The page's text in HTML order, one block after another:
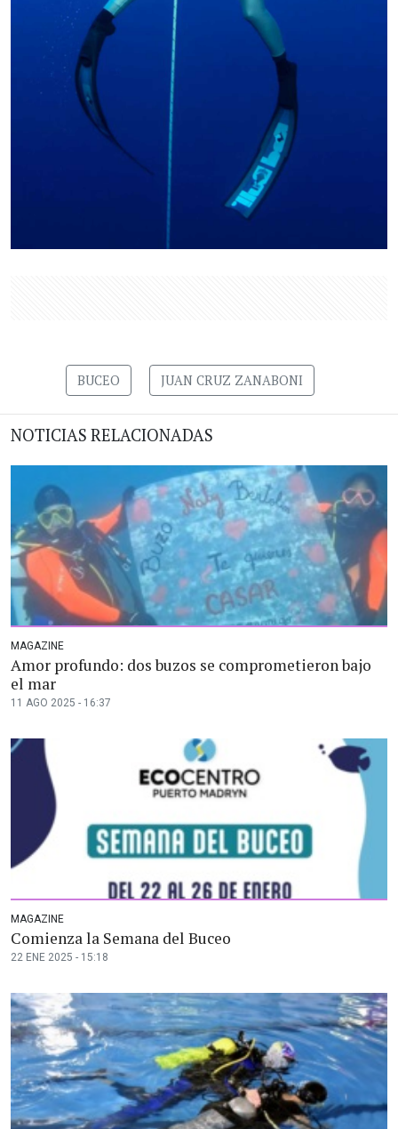
BUCEO JUAN CRUZ ZANABONI
NOTICIAS RELACIONADAS
MAGAZINE
Amor profundo: dos buzos se comprometieron bajo
el mar
11 AGO 2025 - 16:37
MAGAZINE
Comienza la Semana del Buceo
22 ENE 2025 - 15:18